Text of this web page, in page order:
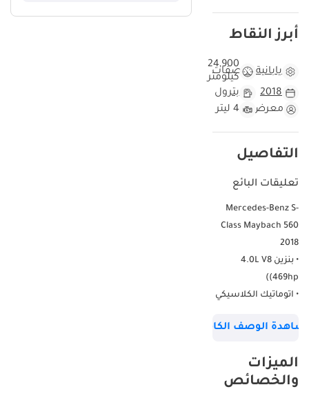
أبرز النقاط
يابانية مواصفات
24,900
كيلومتر
2018
بترول
معرض
4 ليتر
التفاصيل
تعليقات البائع
Mercedes-Benz S-
Class Maybach 560
2018
• بنزين 4.0L V8
(469hp)
• اتوماتيك الكلاسيكي
• اتوماتيك AWD
DD ID: 137902-
الوصف الكامل
الميزات
والخصائص